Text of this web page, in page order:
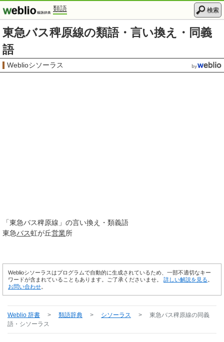
類語 検索
東急バス稗原線の類語・言い換え・同義
語
Weblioシソーラス
「東急バス稗原線 」の言い換え・類義語
東急バス虹が丘営業所
Weblioシソーラスはプログラムで自動的に生成されているため、一部不適切なキー
ワードが含まれていることもあります。ご了承くださいませ。 詳しい解説を見る
お問い合わせ
Weblio 辞書 > 類語辞典 > シソーラス > 東急バス稗原線の同義
語・シソーラス